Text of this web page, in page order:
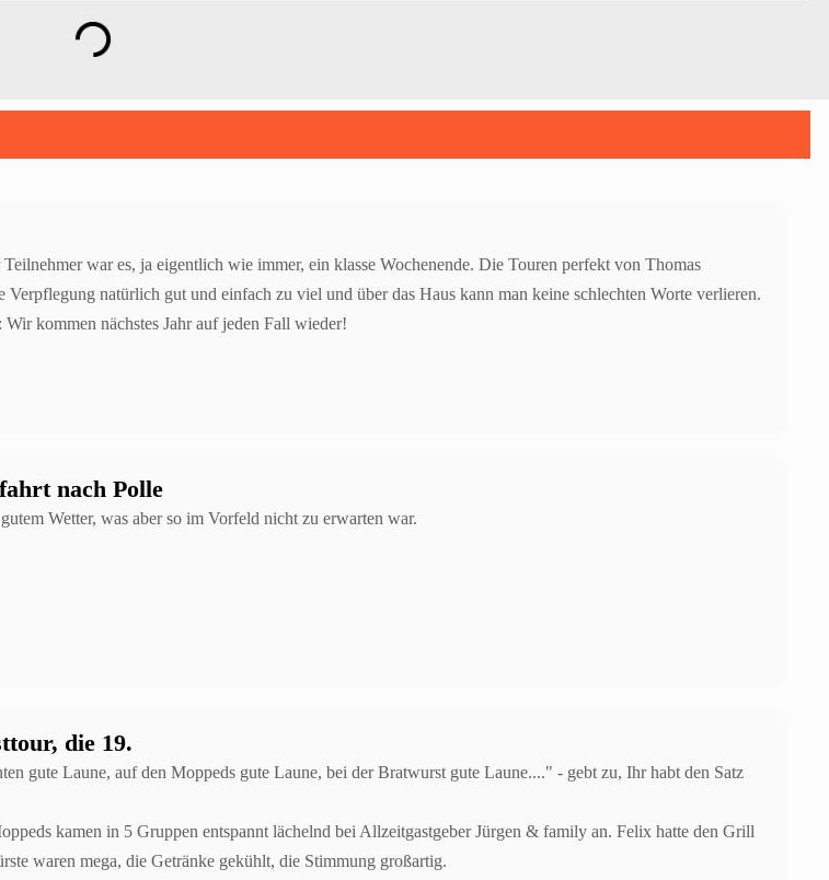
war es, ja eigentlich wie immer, ein klasse Wochenende. Die Touren perfekt von Thomas
Verpflegung natürlich gut und einfach zu viel und über das Haus kann man keine schlechten Worte verlieren.
Wir kommen nächstes Jahr auf jeden Fall wieder!
nach Polle
Wetter, was aber so im Vorfeld nicht zu erwarten war.
die 19.
gute Laune, auf den Moppeds gute Laune, bei der Bratwurst gute Laune...." - gebt zu, Ihr habt den Satz
kamen in 5 Gruppen entspannt lächelnd bei Allzeitgastgeber Jürgen & family an. Felix hatte den Grill
waren mega, die Getränke gekühlt, die Stimmung großartig.